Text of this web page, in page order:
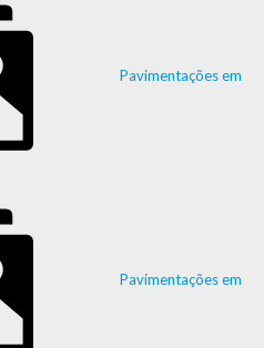
Pavimentações em
Pavimentações em